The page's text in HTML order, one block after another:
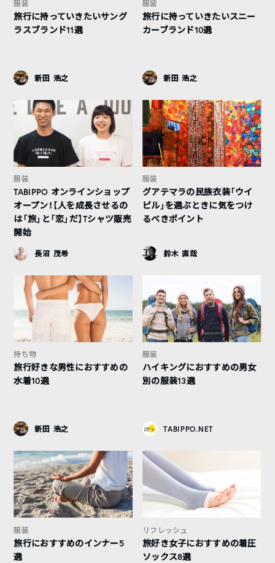
服装
旅行に持っていきたいサング
ラスブランド11選
新田 浩之
服装
旅行に持っていきたいスニー
カーブランド10選
新田 浩之
服装
TABIPPO オンラインショップ
オープン！【人を成長させるの
は「旅」と「恋」だ】Tシャツ販売
開始
長沼 茂希
服装
グアテマラの民族衣装「ウイ
ピル」を選ぶときに気をつけ
るべきポイント
鈴木 直哉
持ち物
旅行好きな男性におすすめの
水着10選
新田 浩之
服装
ハイキングにおすすめの男女
別の服装13選
TABIPPO.NET
服装
旅行におすすめのインナー5
選
リフレッシュ
旅好き女子におすすめの着圧
ソックス8選